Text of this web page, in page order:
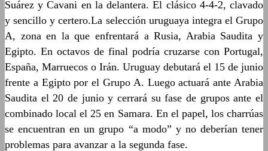
Suárez y Cavani en la delantera. El clásico 4-4-2, clavado
y sencillo y certero.La selección uruguaya integra el Grupo
A, zona en la que enfrentará a Rusia, Arabia Saudita y
Egipto. En octavos de final podría cruzarse con Portugal,
España, Marruecos o Irán. Uruguay debutará el 15 de junio
frente a Egipto por el Grupo A. Luego actuará ante Arabia
Saudita el 20 de junio y cerrará su fase de grupos ante el
combinado local el 25 en Samara. En el papel, los charrúas
se encuentran en un grupo “a modo” y no deberían tener
problemas para avanzar a la segunda fase.